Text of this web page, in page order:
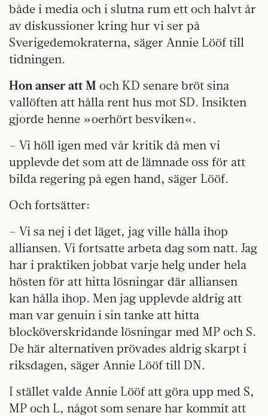
både i media och i slutna rum ett och halvt år
av diskussioner kring hur vi ser på
Sverigedemokraterna, säger Annie Lööf till
tidningen.
Hon anser att M och KD senare bröt sina
vallöften att hålla rent hus mot SD. Insikten
gjorde henne »oerhört besviken«.
– Vi höll igen med vår kritik då men vi
upplevde det som att de lämnade oss för att
bilda regering på egen hand, säger Lööf.
Och fortsätter:
– Vi sa nej i det läget, jag ville hålla ihop
alliansen. Vi fortsatte arbeta dag som natt. Jag
har i praktiken jobbat varje helg under hela
hösten för att hitta lösningar där alliansen
kan hålla ihop. Men jag upplevde aldrig att
man var genuin i sin tanke att hitta
blocköverskridande lösningar med MP och S.
De här alternativen prövades aldrig skarpt i
riksdagen, säger Annie Lööf till DN.
I stället valde Annie Lööf att göra upp med S,
MP och L, något som senare har kommit att